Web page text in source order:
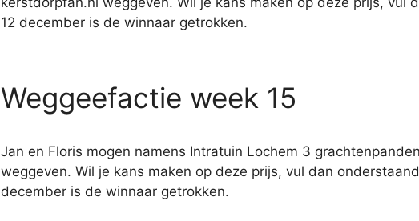
12 december is de winnaar getrokken.
Weggeefactie week 15
Jan en Floris mogen namens Intratuin Lochem 3
weggeven. Wil je kans maken op deze prijs, vul dan
december is de winnaar getrokken.